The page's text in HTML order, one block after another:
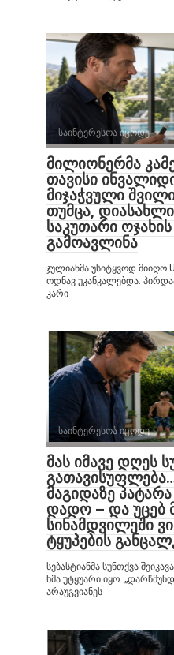
საინტერესოა იცოდე
მილიონერმა
თავისი
მიჯაჭვული
თუმცა,
საკუთარი
გამოავლინა
ჯულიანმა უსიტყვოდ მიიღო
ოდნავ უკანკალებდა.
კარი
საინტერესოა იცოდე
მას იმავე დღეს
მაგიდაზე
დადო – და უცებ
სინამდვილეში
ტყუპების
სებასტიანმა სუნთქვა
ხმა უტყუარი იყო.
არაუგვიანეს